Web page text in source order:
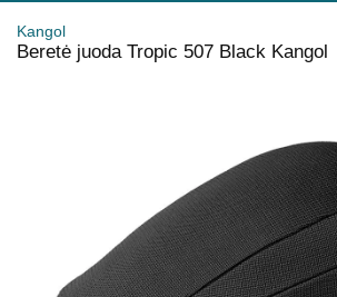
Kangol
Beretė juoda Tropic 507 Black Kangol